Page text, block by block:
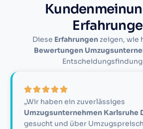
Diese Erfahrungenzeigen, wie
Bewertungen
„Wir haben ein zuverlässiges
Umzugsunternehmen Karlsruhe
gesucht und über